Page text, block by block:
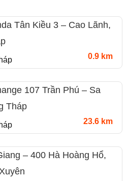
Tân Kiều 3 – Cao Lãnh,
0.9 km
107 Trần Phú – Sa
Tháp
23.6 km
– 400 Hà Hoàng Hổ,